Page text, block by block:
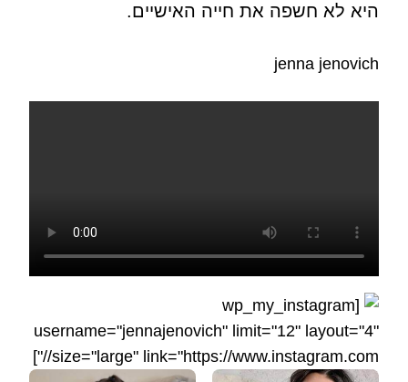
היא לא חשפה את חייה האישיים.
jenna jenovich
[wp_my_instagram
username="jennajenovich" limit="12" layout="4"
size="large" link="https://www.instagram.com//"]